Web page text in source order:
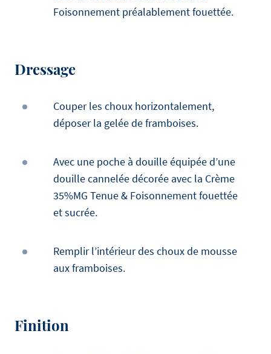
Foisonnement préalablement fouettée.
Dressage
Couper les choux horizontalement,
déposer la gelée de framboises.
Avec une poche à douille équipée d’une
douille cannelée décorée avec la Crème
35%MG Tenue & Foisonnement fouettée
et sucrée.
Remplir l’intérieur des choux de mousse
aux framboises.
Finition